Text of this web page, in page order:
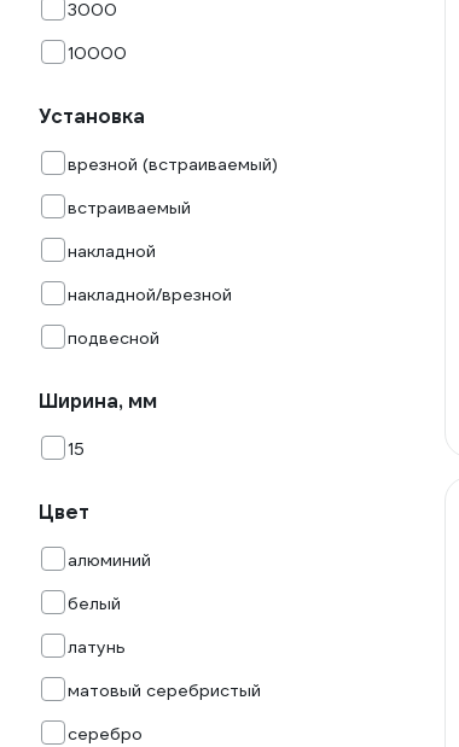
3000
10000
Установка
врезной (встраиваемый)
встраиваемый
накладной
накладной/врезной
подвесной
Ширина, мм
15
Цвет
алюминий
белый
латунь
матовый серебристый
серебро